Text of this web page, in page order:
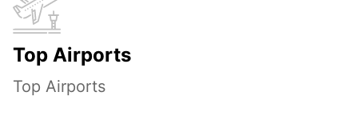
Top Airports
Top Airports